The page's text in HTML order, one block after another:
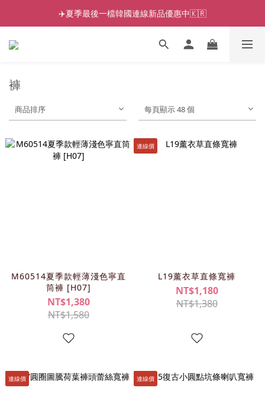
✈️夏季最後一檔韓國連線新品優惠中🇰🇷
褲
商品排序 每頁顯示 48 個
M60514夏季款輕薄淺色寧直
筒褲 [H07]
NT$1,380
NT$1,580
連線價
L19薰衣草直條寬褲
NT$1,180
NT$1,380
連線價 連線價